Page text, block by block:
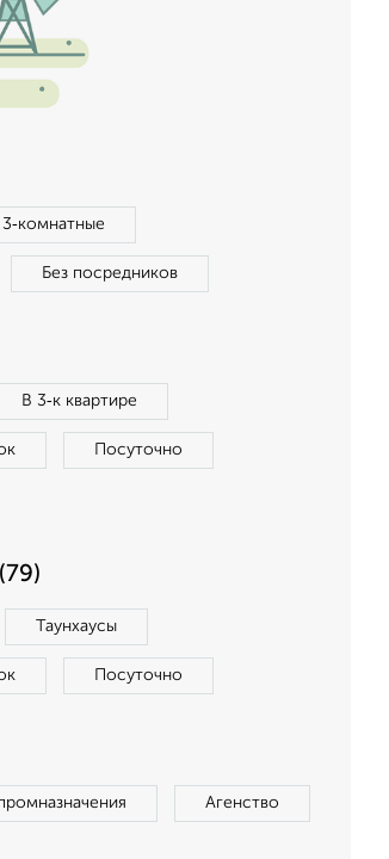
3‑комнатные
Без посредников
В 3‑к квартире
Посуточно
Таунхаусы
Посуточно
Агенство